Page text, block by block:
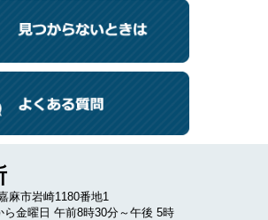
麻市岩崎1180番地1
ら金曜日 午前8時30分～午後 5時